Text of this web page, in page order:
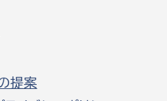
提案